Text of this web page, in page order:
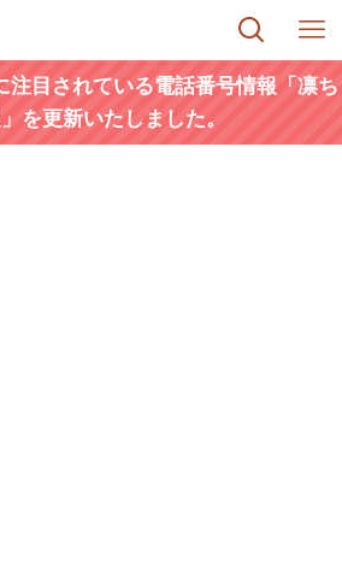
注目されている電話番号情報「凛ち
を更新いたしました。